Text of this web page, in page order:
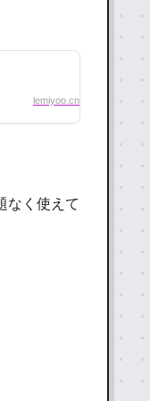
lemiyoo.cn
なく使えて